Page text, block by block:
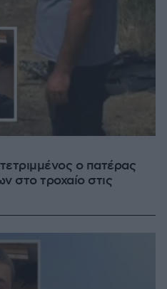
ο πατέρας
στο τροχαίο στις